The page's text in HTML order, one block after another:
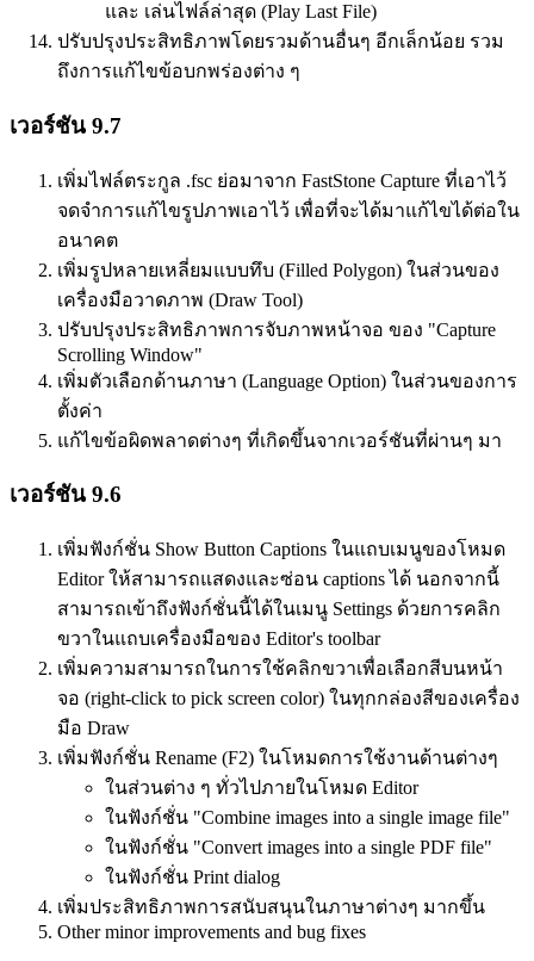
และ เล่นไฟล์ล่าสุด (Play Last File)
ปรับปรุงประสิทธิภาพโดยรวมด้านอื่นๆ อีกเล็กน้อย รวม
ถึงการแก้ไขข้อบกพร่องต่าง ๆ
เวอร์ชัน 9.7
เพิ่มไฟล์ตระกูล .fsc ย่อมาจาก FastStone Capture ที่เอาไว้
จดจำการแก้ไขรูปภาพเอาไว้ เพื่อที่จะได้มาแก้ไขได้ต่อใน
อนาคต
เพิ่มรูปหลายเหลี่ยมแบบทึบ (Filled Polygon) ในส่วนของ
เครื่องมือวาดภาพ (Draw Tool)
ปรับปรุงประสิทธิภาพการจับภาพหน้าจอ ของ "Capture
Scrolling Window"
เพิ่มตัวเลือกด้านภาษา (Language Option) ในส่วนของการ
ตั้งค่า
แก้ไขข้อผิดพลาดต่างๆ ที่เกิดขึ้นจากเวอร์ชันที่ผ่านๆ มา
เวอร์ชัน 9.6
เพิ่มฟังก์ชั่น Show Button Captions ในแถบเมนูของโหมด
Editor ให้สามารถแสดงและซ่อน captions ได้ นอกจากนี้
สามารถเข้าถึงฟังก์ชั่นนี้ได้ในเมนู Settings ด้วยการคลิก
ขวาในแถบเครื่องมือของ Editor's toolbar
เพิ่มความสามารถในการใช้คลิกขวาเพื่อเลือกสีบนหน้า
จอ (right-click to pick screen color) ในทุกกล่องสีของเครื่อง
มือ Draw
เพิ่มฟังก์ชั่น Rename (F2) ในโหมดการใช้งานด้านต่างๆ
ในส่วนต่าง ๆ ทั่วไปภายในโหมด Editor
ในฟังก์ชั่น "Combine images into a single image file"
ในฟังก์ชั่น "Convert images into a single PDF file"
ในฟังก์ชั่น Print dialog
เพิ่มประสิทธิภาพการสนับสนุนในภาษาต่างๆ มากขึ้น
Other minor improvements and bug fixes